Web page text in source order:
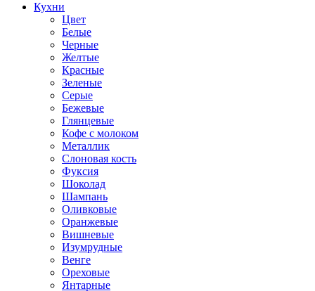
Кухни
Цвет
Белые
Черные
Желтые
Красные
Зеленые
Серые
Бежевые
Глянцевые
Кофе с молоком
Металлик
Слоновая кость
Фуксия
Шоколад
Шампань
Оливковые
Оранжевые
Вишневые
Изумрудные
Венге
Ореховые
Янтарные